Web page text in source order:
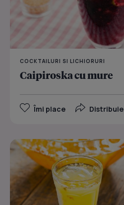
COCKTAILURI SI LICHIORURI
Caipiroska cu mure
Îmi place Distribuie